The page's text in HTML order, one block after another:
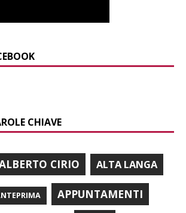
CHIAVE
CIRIO ALTA LANGA
APPUNTAMENTI